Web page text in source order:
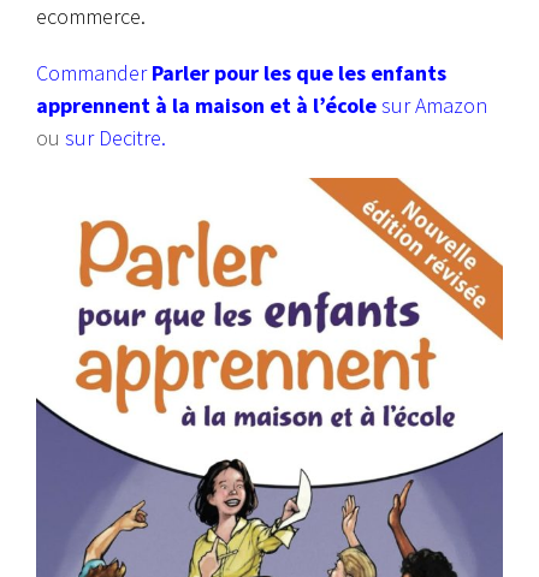
ecommerce.
CommanderParler pour les que les enfants
apprennent à la maison et à l’écolesur Amazon
ou sur Decitre.